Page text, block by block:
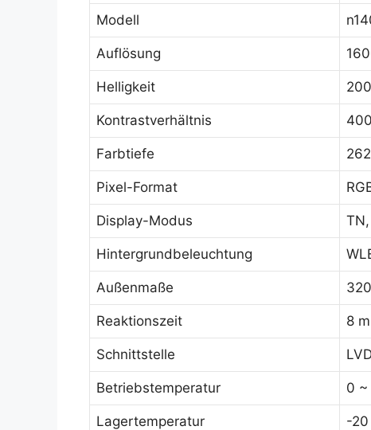
Modell
Auflösung
Helligkeit
Kontrastverhältnis
Farbtiefe
Pixel-Format
Display-Modus
Hintergrundbeleuchtung
Außenmaße
Reaktionszeit 8
Schnittstelle
Betriebstemperatur 0 ~
Lagertemperatur -20